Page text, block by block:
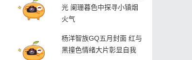
光 阑珊暮色中探寻小镇烟
火气
杨洋智族GQ五月封面 红与
黑撞色情绪大片彰显自我